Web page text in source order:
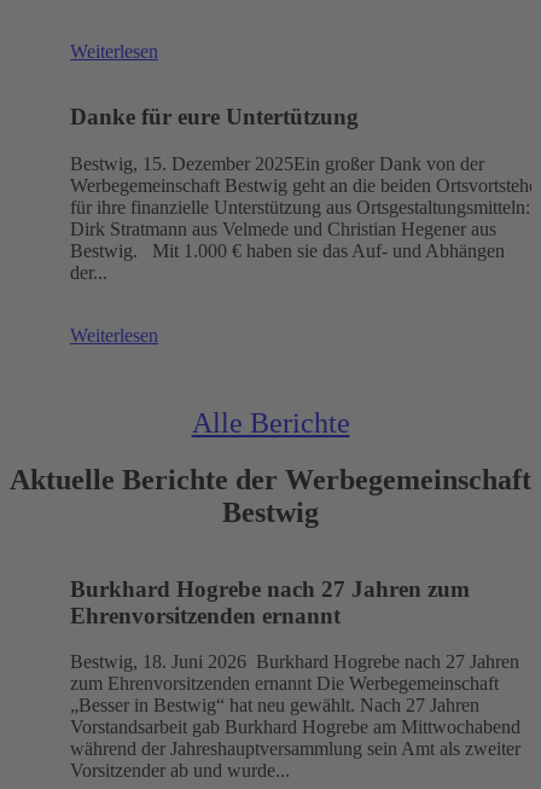
Weiterlesen
Danke für eure Untertützung
Bestwig, 15. Dezember 2025Ein großer Dank von der
Werbegemeinschaft Bestwig geht an die beiden
für ihre finanzielle Unterstützung aus Ortsgestaltungsmitteln:
Dirk Stratmann aus Velmede und Christian Hegener aus
Bestwig. Mit 1.000 € haben sie das Auf- und Abhängen
der...
Weiterlesen
Alle Berichte
Aktuelle Berichte der Werbegemeinschaft
Bestwig
Burkhard Hogrebe nach 27 Jahren zum
Ehrenvorsitzenden ernannt
Bestwig, 18. Juni 2026 Burkhard Hogrebe nach 27 Jahren
zum Ehrenvorsitzenden ernannt Die Werbegemeinschaft
„Besser in Bestwig“ hat neu gewählt. Nach 27 Jahren
Vorstandsarbeit gab Burkhard Hogrebe am Mittwochabend
während der Jahreshauptversammlung sein Amt als zweiter
Vorsitzender ab und wurde...